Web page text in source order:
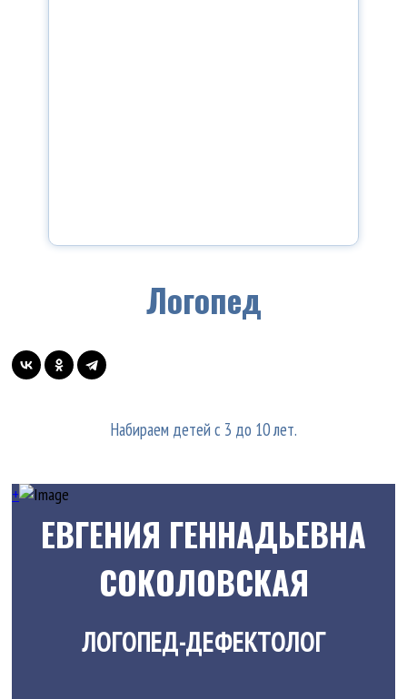
Логопед
Набираем детей с 3 до 10 лет.
+
ЕВГЕНИЯ ГЕННАДЬЕВНА
СОКОЛОВСКАЯ
ЛОГОПЕД-ДЕФЕКТОЛОГ